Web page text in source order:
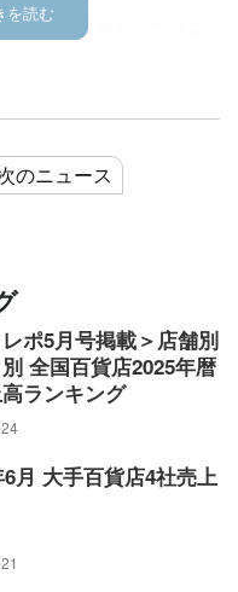
を読む
ると移住先としてはニ
在住だ。
在する日本人が最も多い
で高度人材が逼迫する
。「移民に寛容な国」
後押ししている。
いうぐらいこちらの生
のニュース
ポ5月号掲載＞店舗別
全国百貨店2025年暦
ランキング
月 大手百貨店4社売上